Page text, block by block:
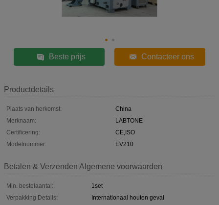
Beste prijs Contacteer ons
Productdetails
Plaats van herkomst:
China
Merknaam:
LABTONE
Certificering:
CE,ISO
Modelnummer:
EV210
Betalen & Verzenden Algemene voorwaarden
Min. bestelaantal:
1set
Verpakking Details:
Internationaal houten geval